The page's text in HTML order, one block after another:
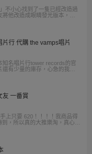
不小心找到了一隻已經改造過
他改造成眼睛發光版本，並
片行 代購 the vamps唱片
知名唱片行tower records的官
有少量的庫存，心急的我馬
友 一番賞
上只要 620！！！！我商品得
，所以真的大推樂淘，真心建